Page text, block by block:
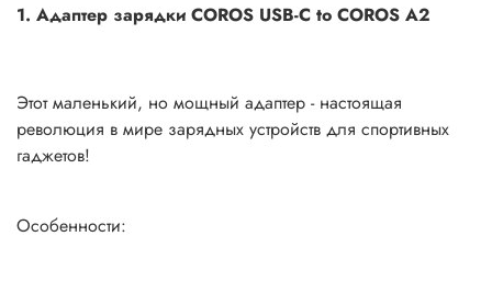
1. Адаптер зарядки COROS USB-C to COROS A2
Этот маленький, но мощный адаптер - настоящая
революция в мире зарядных устройств для спортивных
гаджетов!
Особенности: